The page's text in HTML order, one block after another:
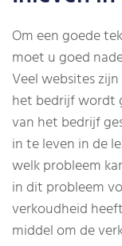
Om een goede
moet u goed
Veel websites
het bedrijf wordt
van het bedrijf
in te leven in de
welk probleem
in dit probleem
verkoudheid
middel om de